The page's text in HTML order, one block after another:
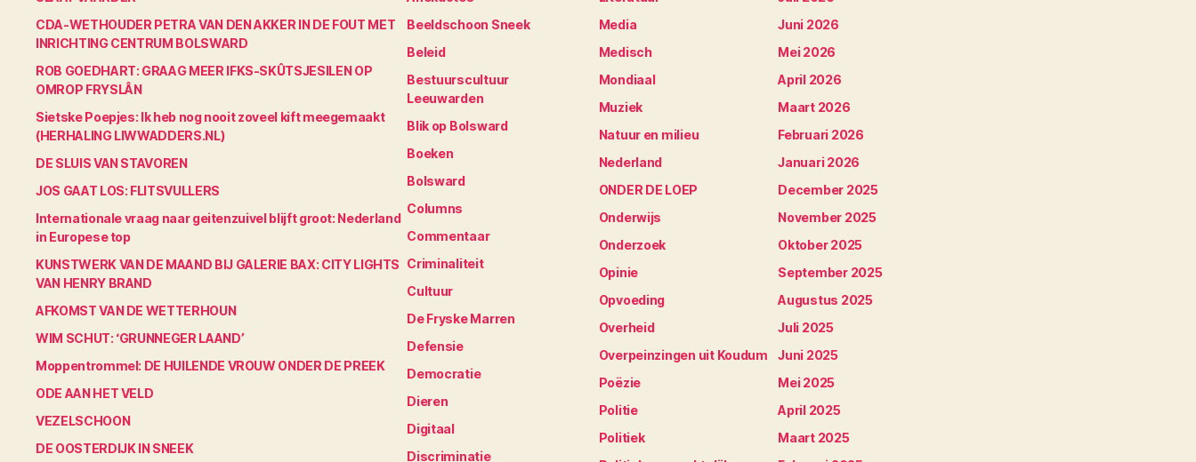
CDA-WETHOUDER PETRA VAN DEN AKKER IN DE FOUT MET
INRICHTING CENTRUM BOLSWARD
ROB GOEDHART: GRAAG MEER IFKS-SKÛTSJESILEN OP
OMROP FRYSLÂN
Sietske Poepjes: Ik heb nog nooit zoveel kift meegemaakt
(HERHALING LIWWADDERS.NL)
DE SLUIS VAN STAVOREN
JOS GAAT LOS: FLITSVULLERS
Internationale vraag naar geitenzuivel blijft groot: Nederland
in Europese top
KUNSTWERK VAN DE MAAND BIJ GALERIE BAX: CITY LIGHTS
VAN HENRY BRAND
AFKOMST VAN DE WETTERHOUN
WIM SCHUT: ‘GRUNNEGER LAAND’
Moppentrommel: DE HUILENDE VROUW ONDER DE PREEK
ODE AAN HET VELD
VEZELSCHOON
DE OOSTERDIJK IN SNEEK
Beeldschoon Sneek
Beleid
Bestuurscultuur
Leeuwarden
Blik op Bolsward
Boeken
Bolsward
Columns
Commentaar
Criminaliteit
Cultuur
De Fryske Marren
Defensie
Democratie
Dieren
Digitaal
Discriminatie
Media
Medisch
Mondiaal
Muziek
Natuur en milieu
Nederland
ONDER DE LOEP
Onderwijs
Onderzoek
Opinie
Opvoeding
Overheid
Overpeinzingen uit Koudum
Poëzie
Politie
Politiek
Juni 2026
Mei 2026
April 2026
Maart 2026
Februari 2026
Januari 2026
December 2025
November 2025
Oktober 2025
September 2025
Augustus 2025
Juli 2025
Juni 2025
Mei 2025
April 2025
Maart 2025